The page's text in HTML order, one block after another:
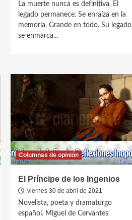
La muerte nunca es definitiva. El
legado permanece. Se enraíza en la
memoria. Grande en todo. Su legado
se enmarca...
Columnas de opinión
El Príncipe de los Ingenios
viernes 30 de abril de 2021
Novelista, poeta y dramaturgo
español. Miguel de Cervantes